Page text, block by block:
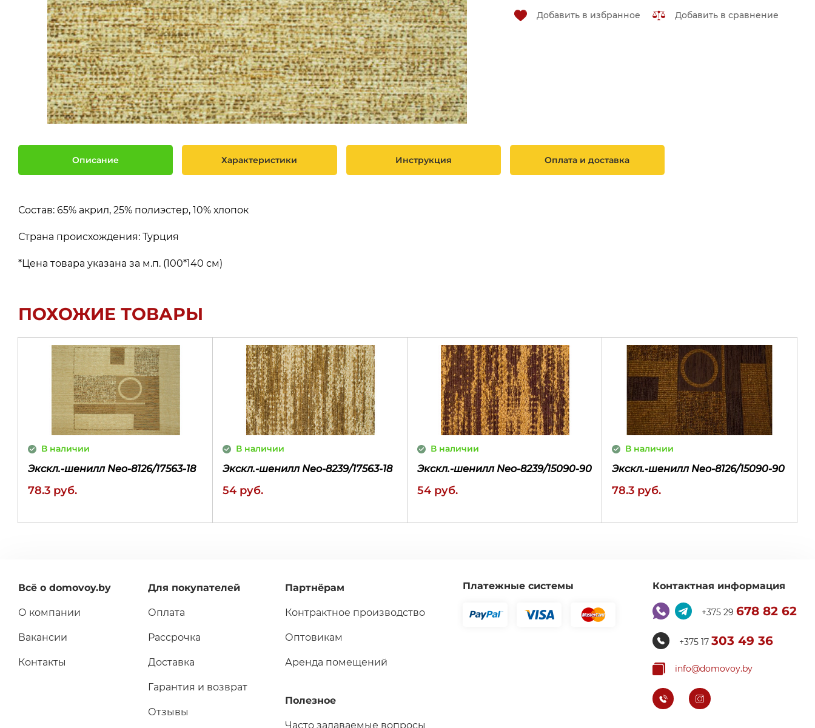
Добавить в избранное Добавить в сравнение
Описание Характеристики Инструкция Оплата и доставка
Состав: 65% акрил, 25% полиэстер, 10% хлопок
Страна происхождения: Турция
*Цена товара указана за м.п. (100*140 см)
ПОХОЖИЕ ТОВАРЫ
В наличии
Экскл.-шенилл Neo-8126/17563-18
78.3 руб.
покупка
В наличии
Экскл.-шенилл Neo-8239/17563-18
54 руб.
В наличии
Экскл.-шенилл Neo-8239/15090-90
54 руб.
В наличии
Экскл.-шенилл Neo-8126/15090-90
78.3 руб.
Всё о domovoy.by
О компании
Вакансии
Контакты
Для покупателей
Оплата
Рассрочка
Доставка
Гарантия и возврат
Отзывы
Партнёрам
Контрактное производство
Оптовикам
Аренда помещений
Полезное
Часто задаваемые вопросы
Платежные системы Контактная информация
+375 29 678 82 62
+375 17 303 49 36
info@domovoy.by